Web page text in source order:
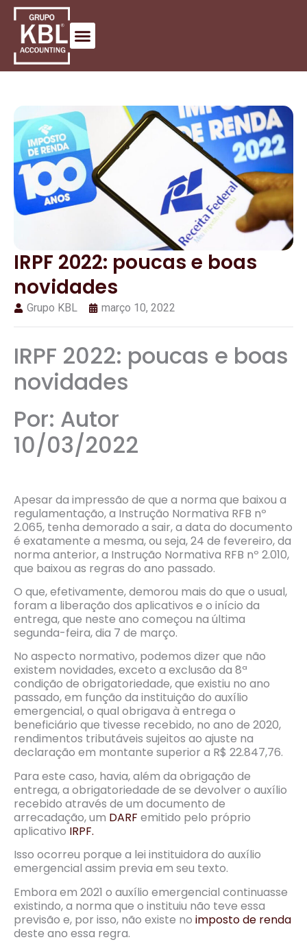
IRPF 2022: poucas e boas
novidades
Grupo KBL março 10, 2022
IRPF 2022: poucas e boas
novidades
Por: Autor
10/03/2022
Apesar da impressão de que a norma que baixou a
regulamentação, a Instrução Normativa RFB nº
2.065, tenha demorado a sair, a data do documento
é exatamente a mesma, ou seja, 24 de fevereiro, da
norma anterior, a Instrução Normativa RFB nº 2.010,
que baixou as regras do ano passado.
O que, efetivamente, demorou mais do que o usual,
foram a liberação dos aplicativos e o início da
entrega, que neste ano começou na última
segunda-feira, dia 7 de março.
No aspecto normativo, podemos dizer que não
existem novidades, exceto a exclusão da 8ª
condição de obrigatoriedade, que existiu no ano
passado, em função da instituição do auxílio
emergencial, o qual obrigava à entrega o
beneficiário que tivesse recebido, no ano de 2020,
rendimentos tributáveis sujeitos ao ajuste na
declaração em montante superior a R$ 22.847,76.
Para este caso, havia, além da obrigação de
entrega, a obrigatoriedade de se devolver o auxílio
recebido através de um documento de
arrecadação, um DARF emitido pelo próprio
aplicativo IRPF.
Isso ocorreu porque a lei instituidora do auxílio
emergencial assim previa em seu texto.
Embora em 2021 o auxílio emergencial continuasse
existindo, a norma que o instituiu não teve essa
previsão e, por isso, não existe no imposto de renda
deste ano essa regra.